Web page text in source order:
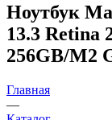
Ноутбук
13.3 Retina
256GB/M2
Главная
—